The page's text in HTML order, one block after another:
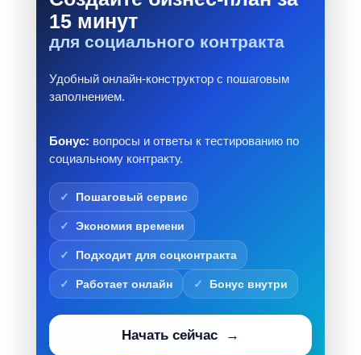
15 минут
для социального контракта
Удобный онлайн-конструктор с пошаговым
заполнением.
Бонус: вопросы и ответы к тестированию по
социальному контракту.
Пошаговый сервис
Экономия времени
Подходит для соцконтракта
Работает онлайн Бонус внутри
Начать сейчас